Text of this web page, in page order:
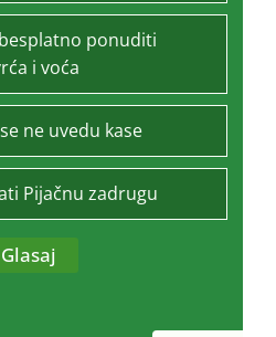
ponuditi
i voća
ne uvedu kase
Pijačnu zadrugu